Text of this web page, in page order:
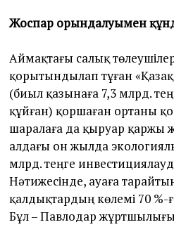
Жоспар орындалуымен
Аймақтағы салық
қорытындылап тұған
(биыл қазынаға 7,3 млрд.
құйған) қоршаған ортаны
шаралаға да қыруар қаржы
алдағы он жылда
млрд. теңге
Нәтижесінде, ауаға
қалдықтардың көлемі 70 %-
Бұл – Павлодар